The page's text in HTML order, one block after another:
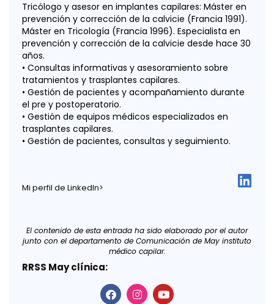
Tricólogo y asesor en implantes capilares: Máster en
prevención y corrección de la calvicie (Francia 1991).
Máster en Tricología (Francia 1996). Especialista en
prevención y corrección de la calvicie desde hace 30
años.
• Consultas informativas y asesoramiento sobre
tratamientos y trasplantes capilares.
• Gestión de pacientes y acompañamiento durante
el pre y postoperatorio.
• Gestión de equipos médicos especializados en
trasplantes capilares.
• Gestión de pacientes, consultas y seguimiento.
Mi perfil de LinkedIn>
El contenido de esta entrada ha sido elaborado por el autor
junto con el departamento de Comunicación de May instituto
médico capilar.
RRSS May clínica: